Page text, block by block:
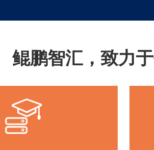
鲲鹏智汇，致力